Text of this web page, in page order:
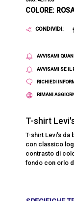
COLORE:
CONDIVIDI:
AVVISAMI
AVVISAMI SE IL
RICHIEDI
RIMANI
T-shirt
T-shirt Levi's da
con classico
contrasto di
fondo con orlo